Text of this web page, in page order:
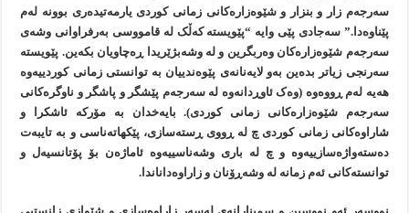
سەرجەم زار و بنزار و شێوەزارەکانی زمانی کوردی یارمەتیدەری بوونە لەم
پێناوەدا.” سەجادی پێی وایە “پێویستە کەڵک لە قامووسی بەرفراوانی وشەی
سەرجەم شێوەزارەکان وەربگرین و لە وشەبژێریدا ڕەچاویان بکەین. پێویستە
سەرنجی زیاتر بدەین بەو لایەنانەی پێوەندییان بە توانستی زمانی کوردییەوە
هەیە لەم ڕووەوە (وەک ئاوڕدانەوە لە سەرجەم پێشگر و پاشگر و ناوگرەکانی
سەرجەم شێوەزارەکانی زمانی کوردی). بایەخدان بە مۆرکە ئاشکرا و
شاراوەکانی زمانی کوردی چ لە ڕووی ڕستەسازی، پێکهاتەناسی و بە تایبەت
دەستەواژەسازییەوە و چ لە باری وشەناسییەوە ئاماژەن بۆ پۆتانسیەل و
توانستەکانی ئەم زمانە لە وشەڕۆنان و زاراوەداناندا.